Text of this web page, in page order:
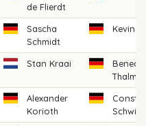
de Flierdt
Sascha
Schmidt
Kevin
Stan Kraai
Alexander
Korioth